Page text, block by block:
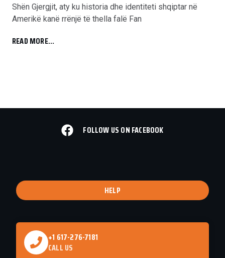
Shën Gjergjit, aty ku historia dhe identiteti shqiptar në
Amerikë kanë rrënjë të thella falë Fan
READ MORE...
FOLLOW US ON FACEBOOK
HELP
+1 617-276-7181
CALL US